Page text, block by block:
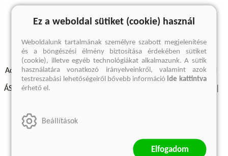
A keresett kifejezésre nincs találat
Adatvédelmi szabályzatok Elállási felmondási nyilatkozat
ÁSZF - Vásárlási feltételek
Szállítási információk
Ez a weboldal sütiket (cookie) használ
Weboldalunk tartalmának személyre szabott megjelenítése
és a böngészési élmény biztosítása érdekében sütiket
(cookie), illetve egyéb technológiákat alkalmazunk. A sütik
használatára vonatkozó irányelveinkről, valamint azok
testreszabási lehetőségeiről bővebb információide kattintva
érhető el.
Beállítások
Elfogadom